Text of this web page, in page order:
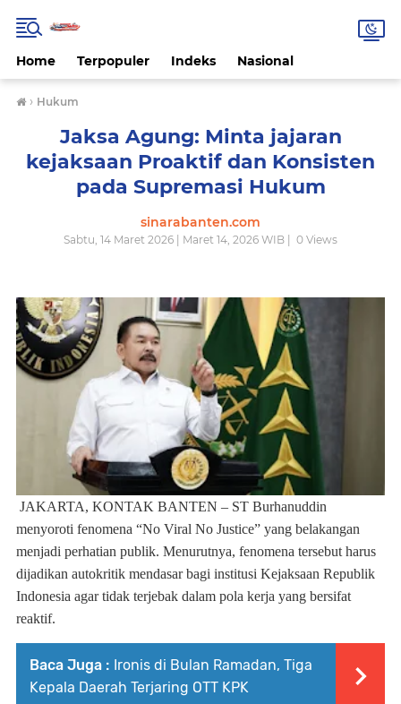
Home Terpopuler Indeks Nasional
› Hukum
Jaksa Agung: Minta jajaran
kejaksaan Proaktif dan Konsisten
pada Supremasi Hukum
sinarabanten.com
Sabtu, 14 Maret 2026 | Maret 14, 2026 WIB | 0 Views
JAKARTA, KONTAK BANTEN – ST Burhanuddin
menyoroti fenomena “No Viral No Justice” yang belakangan
menjadi perhatian publik. Menurutnya, fenomena tersebut harus
dijadikan autokritik mendasar bagi institusi Kejaksaan Republik
Indonesia agar tidak terjebak dalam pola kerja yang bersifat
reaktif.
Baca Juga : Ironis di Bulan Ramadan, Tiga
Kepala Daerah Terjaring OTT KPK